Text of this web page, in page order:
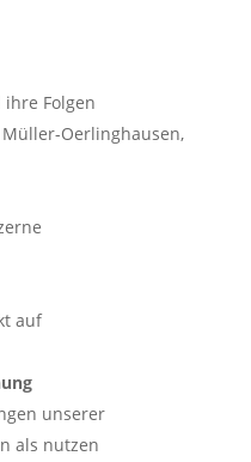
Folgen
Müller-Oerlinghausen,
auf
unserer
als nutzen